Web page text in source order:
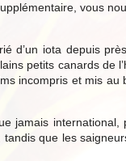
vous
d’un iota depuis
petits canards de
incompris et mis
jamais
que les